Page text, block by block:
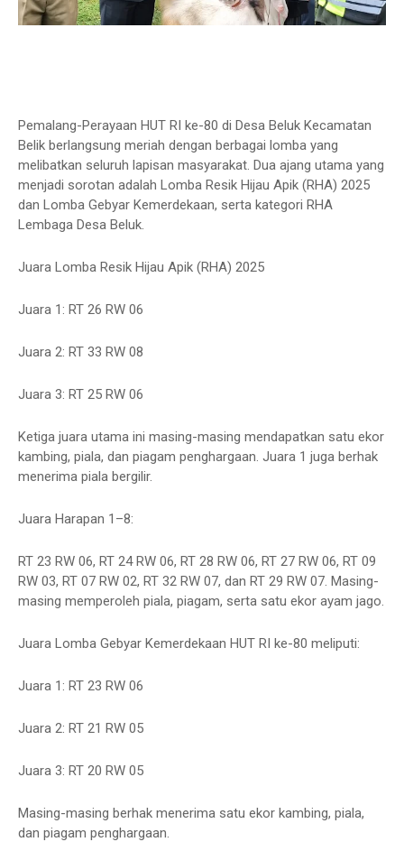
Pemalang-Perayaan HUT RI ke-80 di Desa Beluk Kecamatan
Belik berlangsung meriah dengan berbagai lomba yang
melibatkan seluruh lapisan masyarakat. Dua ajang utama yang
menjadi sorotan adalah Lomba Resik Hijau Apik (RHA) 2025
dan Lomba Gebyar Kemerdekaan, serta kategori RHA
Lembaga Desa Beluk.
Juara Lomba Resik Hijau Apik (RHA) 2025
Juara 1: RT 26 RW 06
Juara 2: RT 33 RW 08
Juara 3: RT 25 RW 06
Ketiga juara utama ini masing-masing mendapatkan satu ekor
kambing, piala, dan piagam penghargaan. Juara 1 juga berhak
menerima piala bergilir.
Juara Harapan 1–8:
RT 23 RW 06, RT 24 RW 06, RT 28 RW 06, RT 27 RW 06, RT 09
RW 03, RT 07 RW 02, RT 32 RW 07, dan RT 29 RW 07. Masing-
masing memperoleh piala, piagam, serta satu ekor ayam jago.
Juara Lomba Gebyar Kemerdekaan HUT RI ke-80 meliputi:
Juara 1: RT 23 RW 06
Juara 2: RT 21 RW 05
Juara 3: RT 20 RW 05
Masing-masing berhak menerima satu ekor kambing, piala,
dan piagam penghargaan.